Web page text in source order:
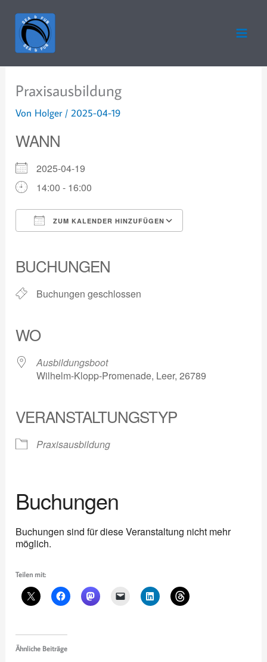
Inhalt
springen
Praxisausbildung
Von Holger /2025-04-19
WANN
2025-04-19
14:00 - 16:00
ZUM KALENDER HINZUFÜGEN
BUCHUNGEN
Buchungen geschlossen
WO
Ausbildungsboot
Wilhelm-Klopp-Promenade, Leer, 26789
VERANSTALTUNGSTYP
Praxisausbildung
Buchungen
Buchungen sind für diese Veranstaltung nicht mehr
möglich.
Teilen mit:
Ähnliche Beiträge